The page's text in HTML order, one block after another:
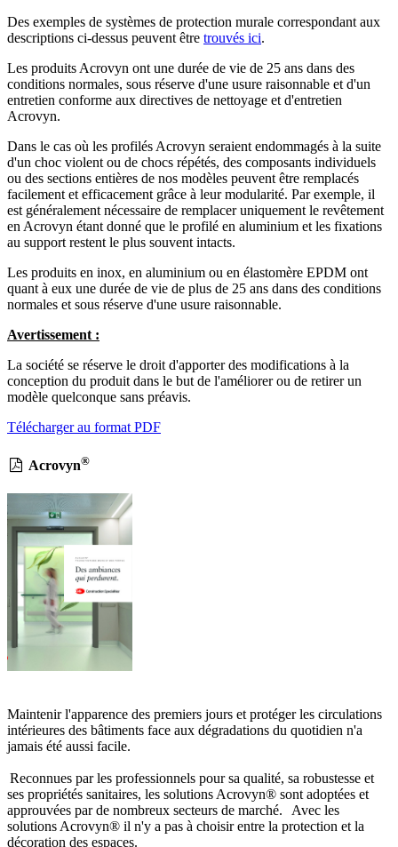
Des exemples de systèmes de protection murale correspondant aux
descriptions ci-dessus peuvent être trouvés ici.
Les produits Acrovyn ont une durée de vie de 25 ans dans des
conditions normales, sous réserve d'une usure raisonnable et d'un
entretien conforme aux directives de nettoyage et d'entretien
Acrovyn.
Dans le cas où les profilés Acrovyn seraient endommagés à la suite
d'un choc violent ou de chocs répétés, des composants individuels
ou des sections entières de nos modèles peuvent être remplacés
facilement et efficacement grâce à leur modularité. Par exemple, il
est généralement nécessaire de remplacer uniquement le revêtement
en Acrovyn étant donné que le profilé en aluminium et les fixations
au support restent le plus souvent intacts.
Les produits en inox, en aluminium ou en élastomère EPDM ont
quant à eux une durée de vie de plus de 25 ans dans des conditions
normales et sous réserve d'une usure raisonnable.
Avertissement :
La société se réserve le droit d'apporter des modifications à la
conception du produit dans le but de l'améliorer ou de retirer un
modèle quelconque sans préavis.
Télécharger au format PDF
Acrovyn®
Maintenir l'apparence des premiers jours et protéger les circulations
intérieures des bâtiments face aux dégradations du quotidien n'a
jamais été aussi facile.
Reconnues par les professionnels pour sa qualité, sa robustesse et
ses propriétés sanitaires, les solutions Acrovyn® sont adoptées et
approuvées par de nombreux secteurs de marché. Avec les
solutions Acrovyn® il n'y a pas à choisir entre la protection et la
décoration des espaces.